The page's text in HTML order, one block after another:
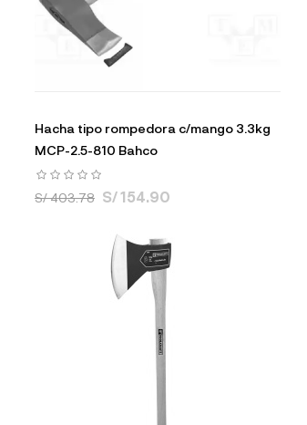
Hacha tipo rompedora c/mango 3.3kg
MCP-2.5-810 Bahco
S/ 403.78 S/ 154.90